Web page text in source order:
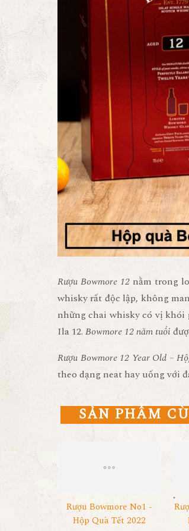
Rượu Bowmore 12 nằm trong
whisky rất độc lập, không
những chai whisky có vị khói
Ila 12. Bowmore 12 năm tuổi
Rượu Bowmore 12 Year Old –
theo dạng neat hay uống với
SẢN PHẨM
Rượu Bowmore No1 -
Hộp Quà Tết 2022